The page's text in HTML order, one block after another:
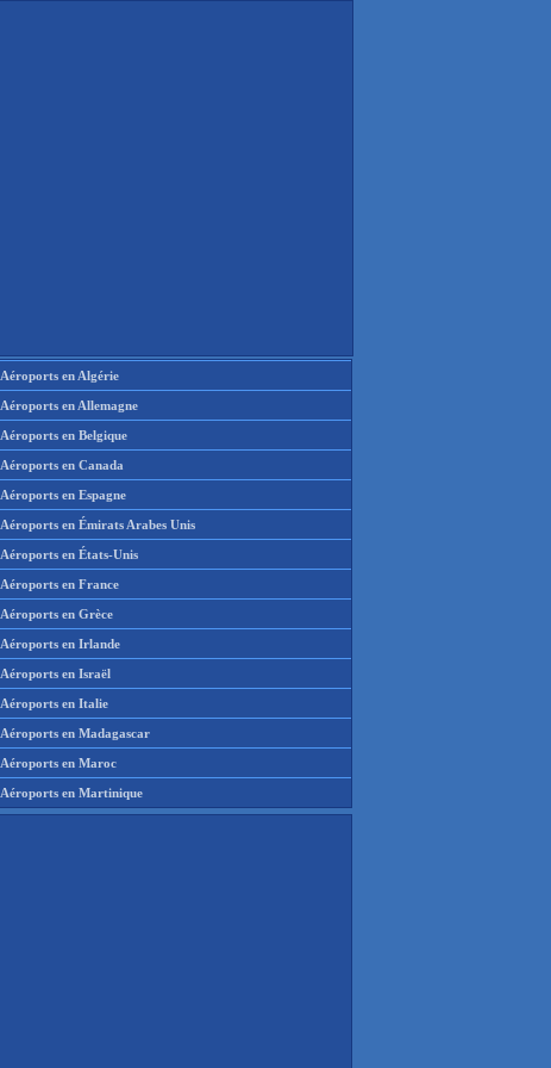
Aéroports en Algérie
Aéroports en Allemagne
Aéroports en Belgique
Aéroports en Canada
Aéroports en Espagne
Aéroports en Émirats Arabes Unis
Aéroports en États-Unis
Aéroports en France
Aéroports en Grèce
Aéroports en Irlande
Aéroports en Israël
Aéroports en Italie
Aéroports en Madagascar
Aéroports en Maroc
Aéroports en Martinique